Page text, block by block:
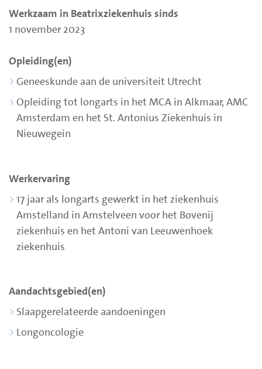
Werkzaam in Beatrixziekenhuis sinds
1 november 2023
Opleiding(en)
Geneeskunde aan de universiteit Utrecht
Opleiding tot longarts in het MCA in Alkmaar, AMC
Amsterdam en het St. Antonius Ziekenhuis in
Nieuwegein
Werkervaring
17 jaar als longarts gewerkt in het ziekenhuis
Amstelland in Amstelveen voor het Bovenij
ziekenhuis en het Antoni van Leeuwenhoek
ziekenhuis
Aandachtsgebied(en)
Slaapgerelateerde aandoeningen
Longoncologie